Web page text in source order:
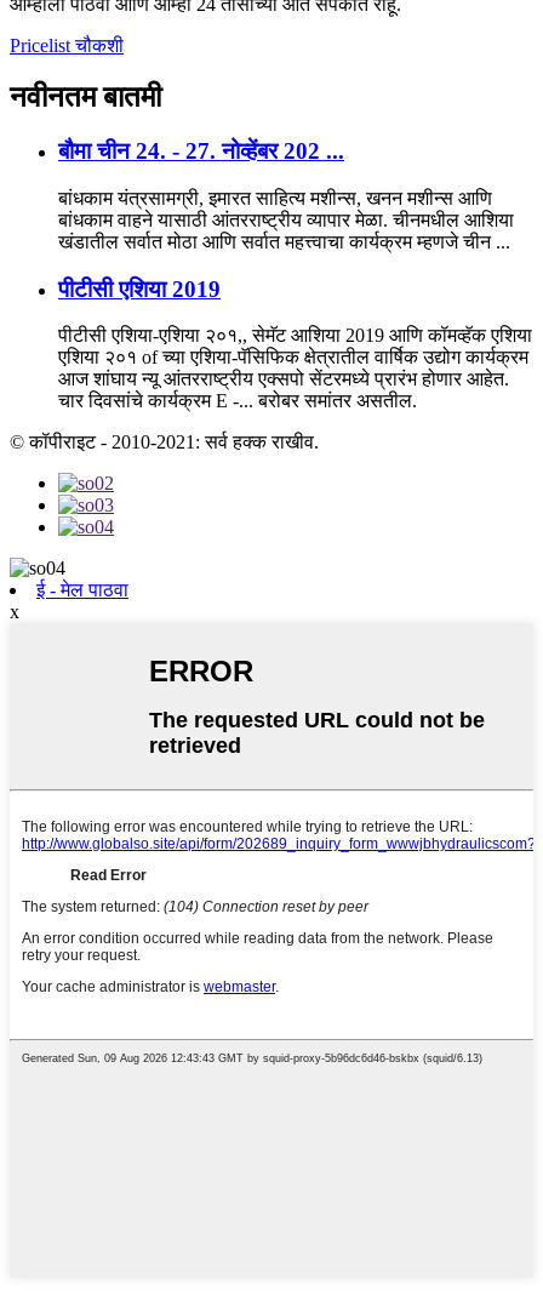
आम्हाला पाठवा आणि आम्ही 24 तासांच्या आत संपर्कात राहू.
Pricelist चौकशी
नवीनतमबातमी
बौमा चीन 24. - 27. नोव्हेंबर 202 ...
बांधकाम यंत्रसामग्री, इमारत साहित्य मशीन्स, खनन मशीन्स आणि
बांधकाम वाहने यासाठी आंतरराष्ट्रीय व्यापार मेळा. चीनमधील आशिया
खंडातील सर्वात मोठा आणि सर्वात महत्त्वाचा कार्यक्रम म्हणजे चीन ...
पीटीसी एशिया 2019
पीटीसी एशिया-एशिया २०१,, सेमॅट आशिया 2019 आणि कॉमव्हॅक एशिया
एशिया २०१ of च्या एशिया-पॅसिफिक क्षेत्रातील वार्षिक उद्योग कार्यक्रम
आज शांघाय न्यू आंतरराष्ट्रीय एक्सपो सेंटरमध्ये प्रारंभ होणार आहेत.
चार दिवसांचे कार्यक्रम E -... बरोबर समांतर असतील.
© कॉपीराइट - 2010-2021: सर्व हक्क राखीव.
ई - मेल पाठवा
x